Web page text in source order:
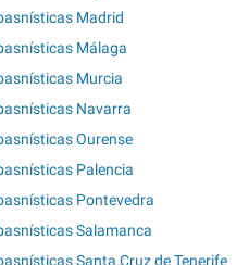
Madrid
Málaga
Murcia
Navarra
Ourense
Palencia
Pontevedra
Salamanca
Santa Cruz de Tenerife